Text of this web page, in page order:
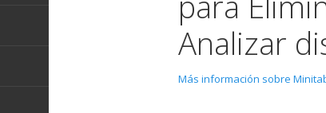
Analizar
Más información sobre